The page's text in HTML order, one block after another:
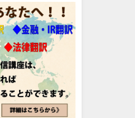
巻頭言